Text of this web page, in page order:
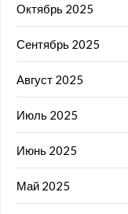
Октябрь 2025
Сентябрь 2025
Август 2025
Июль 2025
Июнь 2025
Май 2025